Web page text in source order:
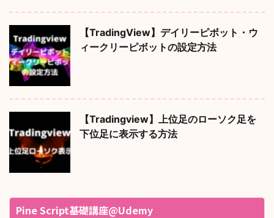
【TradingView】デイリーピボット・ウ
ィークリーピボットの設定方法
【Tradingview】上位足のローソク足を
下位足に表示する方法
Pine Script基礎講座@Udemy